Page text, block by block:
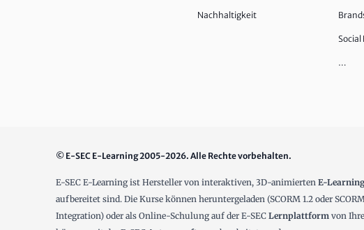
Nachhaltigkeit
…
© E-SEC E-Learning 2005-2026. Alle Rechte vorbehalten.
E-SEC E-Learning ist Hersteller von interaktiven, 3D-animierten E-
aufbereitet sind. Die Kurse können heruntergeladen (SCORM 1.2 oder
Integration) oder als Online-Schulung auf der E-SEC Lernplattform von